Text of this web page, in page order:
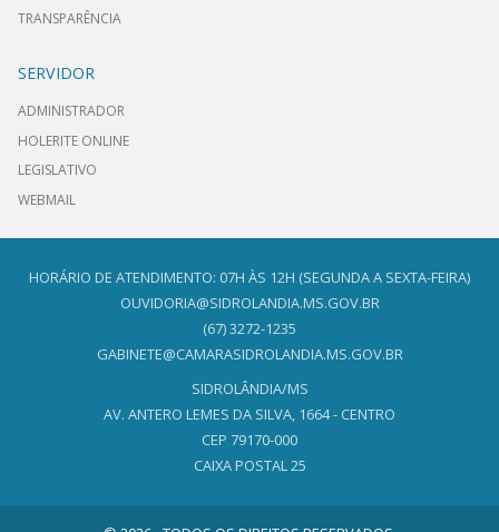
TRANSPARÊNCIA
SERVIDOR
ADMINISTRADOR
HOLERITE ONLINE
LEGISLATIVO
WEBMAIL
HORÁRIO DE ATENDIMENTO: 07H ÀS 12H (SEGUNDA A SEXTA-FEIRA)
OUVIDORIA@SIDROLANDIA.MS.GOV.BR
(67) 3272-1235
GABINETE@CAMARASIDROLANDIA.MS.GOV.BR
SIDROLÂNDIA/MS
AV. ANTERO LEMES DA SILVA, 1664 - CENTRO
CEP 79170-000
CAIXA POSTAL 25